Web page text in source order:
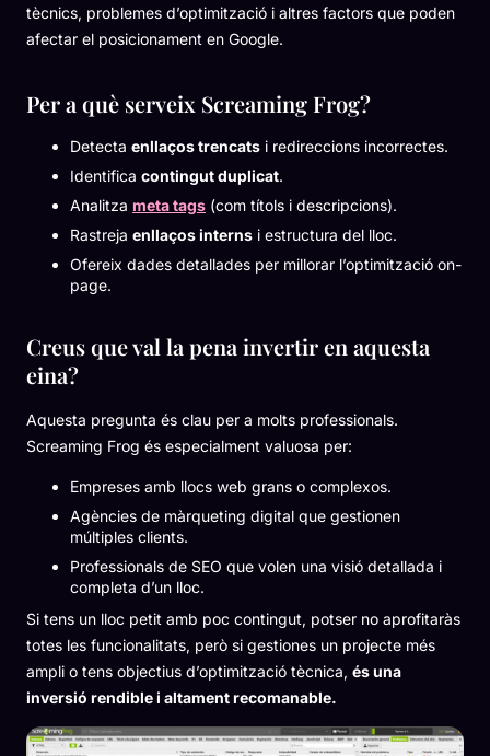
tècnics, problemes d’optimització i altres factors que poden
afectar el posicionament en Google.
Per a què serveix Screaming Frog?
Detecta enllaços trencats i redireccions incorrectes.
Identifica contingut duplicat.
Analitza meta tags (com títols i descripcions).
Rastreja enllaços interns i estructura del lloc.
Ofereix dades detallades per millorar l’optimització on-
page.
Creus que val la pena invertir en aquesta
eina?
Aquesta pregunta és clau per a molts professionals.
Screaming Frog és especialment valuosa per:
Empreses amb llocs web grans o complexos.
Agències de màrqueting digital que gestionen
múltiples clients.
Professionals de SEO que volen una visió detallada i
completa d’un lloc.
Si tens un lloc petit amb poc contingut, potser no aprofitaràs
totes les funcionalitats, però si gestiones un projecte més
ampli o tens objectius d’optimització tècnica, és una
inversió rendible i altament recomanable.